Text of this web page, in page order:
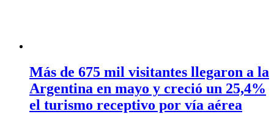
Más de 675 mil visitantes llegaron a la
Argentina en mayo y creció un 25,4%
el turismo receptivo por vía aérea